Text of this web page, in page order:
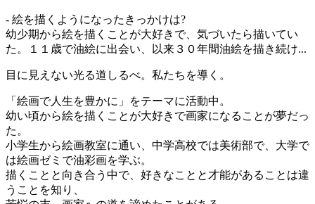
- 絵を描くようになったきっかけは?
幼少期から絵を描くことが大好きで、気づいたら描いてい
た。１１歳で油絵に出会い、以来３０年間油絵を描き続け...
目に見えない光る道しるべ。私たちを導く。
「絵画で人生を豊かに」をテーマに活動中。
幼い頃から絵を描くことが大好きで画家になることが夢だっ
た。
小学生から絵画教室に通い、中学高校では美術部で、大学で
は絵画ゼミで油彩画を学ぶ。
描くことと向き合う中で、好きなことと才能があることは違
うことを知り、